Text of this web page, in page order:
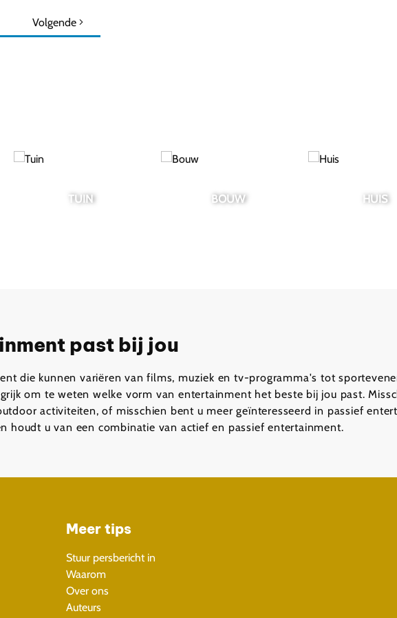
Volgende
past bij jou
die kunnen variëren van films, muziek en tv-programma's tot
om te weten welke vorm van entertainment het beste bij jou past.
activiteiten, of misschien bent u meer geïnteresseerd in passief
houdt u van een combinatie van actief en passief entertainment.
Meer tips
Stuur persbericht in
Waarom
Over ons
Auteurs